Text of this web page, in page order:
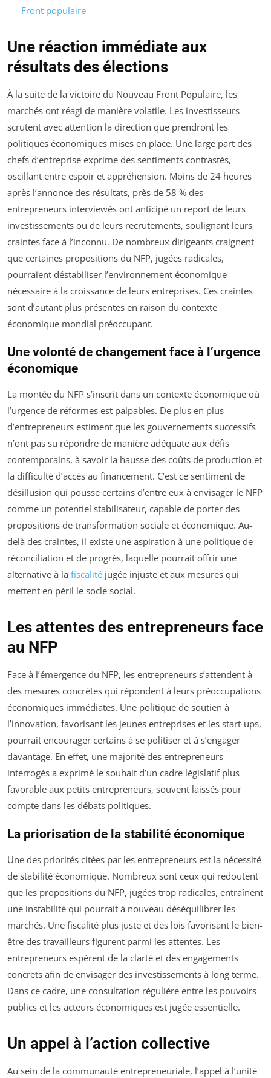
Front populaire
Une réaction immédiate aux
résultats des élections
À la suite de la victoire du Nouveau Front Populaire, les
marchés ont réagi de manière volatile. Les investisseurs
scrutent avec attention la direction que prendront les
politiques économiques mises en place. Une large part des
chefs d’entreprise exprime des sentiments contrastés,
oscillant entre espoir et appréhension. Moins de 24 heures
après l’annonce des résultats, près de 58 % des
entrepreneurs interviewés ont anticipé un report de leurs
investissements ou de leurs recrutements, soulignant leurs
craintes face à l’inconnu. De nombreux dirigeants craignent
que certaines propositions du NFP, jugées radicales,
pourraient déstabiliser l’environnement économique
nécessaire à la croissance de leurs entreprises. Ces craintes
sont d’autant plus présentes en raison du contexte
économique mondial préoccupant.
Une volonté de changement face à l’urgence
économique
La montée du NFP s’inscrit dans un contexte économique où
l’urgence de réformes est palpables. De plus en plus
d’entrepreneurs estiment que les gouvernements successifs
n’ont pas su répondre de manière adéquate aux défis
contemporains, à savoir la hausse des coûts de production et
la difficulté d’accès au financement. C’est ce sentiment de
désillusion qui pousse certains d’entre eux à envisager le NFP
comme un potentiel stabilisateur, capable de porter des
propositions de transformation sociale et économique. Au-
delà des craintes, il existe une aspiration à une politique de
réconciliation et de progrès, laquelle pourrait offrir une
alternative à la fiscalité jugée injuste et aux mesures qui
mettent en péril le socle social.
Les attentes des entrepreneurs face
au NFP
Face à l’émergence du NFP, les entrepreneurs s’attendent à
des mesures concrètes qui répondent à leurs préoccupations
économiques immédiates. Une politique de soutien à
l’innovation, favorisant les jeunes entreprises et les start-ups,
pourrait encourager certains à se politiser et à s’engager
davantage. En effet, une majorité des entrepreneurs
interrogés a exprimé le souhait d’un cadre législatif plus
favorable aux petits entrepreneurs, souvent laissés pour
compte dans les débats politiques.
La priorisation de la stabilité économique
Une des priorités citées par les entrepreneurs est la nécessité
de stabilité économique. Nombreux sont ceux qui redoutent
que les propositions du NFP, jugées trop radicales, entraînent
une instabilité qui pourrait à nouveau déséquilibrer les
marchés. Une fiscalité plus juste et des lois favorisant le bien-
être des travailleurs figurent parmi les attentes. Les
entrepreneurs espèrent de la clarté et des engagements
concrets afin de envisager des investissements à long terme.
Dans ce cadre, une consultation régulière entre les pouvoirs
publics et les acteurs économiques est jugée essentielle.
Un appel à l’action collective
Au sein de la communauté entrepreneuriale, l’appel à l’unité